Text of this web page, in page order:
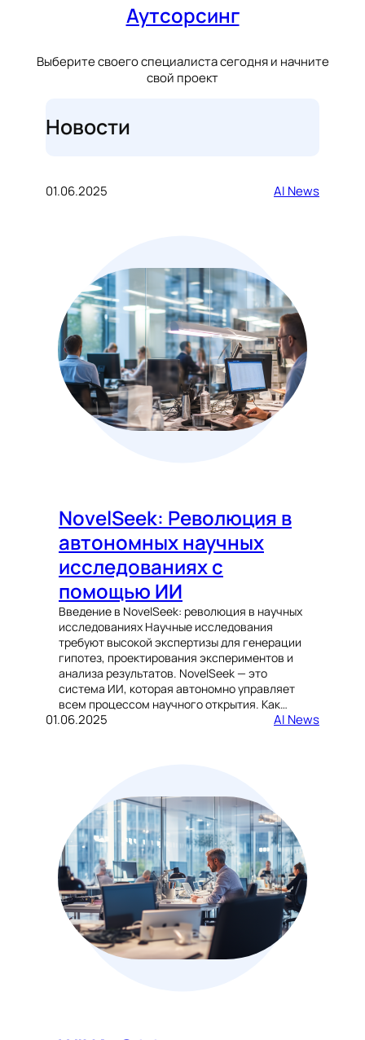
Аутсорсинг
Выберите своего специалиста сегодня и начните
свой проект
Новости
01.06.2025 AI News
NovelSeek: Революция в
автономных научных
исследованиях с
помощью ИИ
Введение в NovelSeek: революция в научных
исследованиях Научные исследования
требуют высокой экспертизы для генерации
гипотез, проектирования экспериментов и
анализа результатов. NovelSeek — это
система ИИ, которая автономно управляет
всем процессом научного открытия. Как…
01.06.2025 AI News